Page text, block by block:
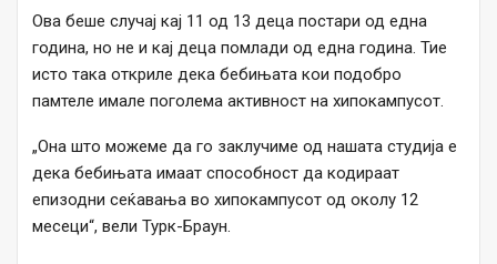
Ова беше случај кај 11 од 13 деца постари од една
година, но не и кај деца помлади од една година. Тие
исто така откриле дека бебињата кои подобро
памтеле имале поголема активност на хипокампусот.
„Она што можеме да го заклучиме од нашата студија е
дека бебињата имаат способност да кодираат
епизодни сеќавања во хипокампусот од околу 12
месеци“, вели Турк-Браун.